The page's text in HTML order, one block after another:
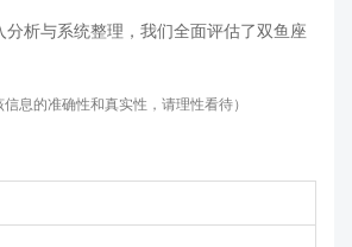
析与系统整理，我们全面评估了双鱼座
息的准确性和真实性，请理性看待）